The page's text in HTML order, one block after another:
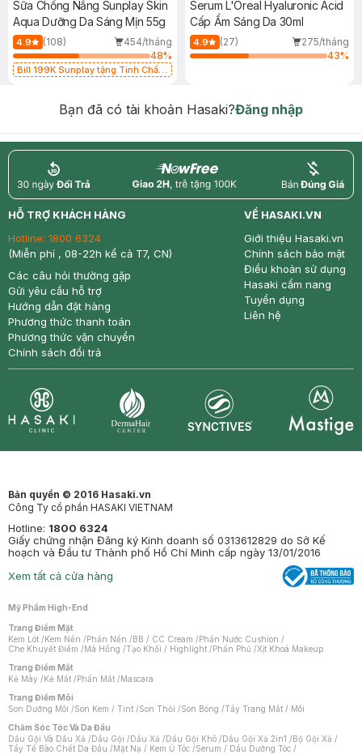
Sữa Chống Nắng Sunplay Skin
Aqua Dưỡng Da Sáng Mịn 55g
4.9 (108)
454/tháng
48%
Bill 199K Sunplay tặng Tinh Chất
Serum L'Oreal Hyaluronic Acid
Cấp Ẩm Sáng Da 30ml
4.9 (27)
275/tháng
43%
Bạn đã có tài khoản Hasaki?Đăng nhập
return nowfree price
HỖ TRỢ KHÁCH HÀNG
Hotline: 1800 6324
(Miễn phí , 08-22h kể cả T7, CN)
Các câu hỏi thường gặp
Gửi yêu cầu hỗ trợ
Hướng dẫn đặt hàng
Phương thức thanh toán
Phương thức vận chuyển
Chính sách đổi trả
VỀ HASAKI.VN
Giới thiệu Hasaki.vn
Chính sách bảo mật
Điều khoản sử dụng
Hasaki cẩm nang
Tuyển dụng
Liên hệ
Bản quyền © 2016 Hasaki.vn
Công Ty cổ phần HASAKI VIETNAM
Hotline: 1800 6324
Giấy chứng nhận Đăng ký Kinh doanh số 0313612829 do Sở Kế
hoạch và Đầu tư Thành phố Hồ Chí Minh cấp ngày 13/01/2016
Xem tất cả cửa hàng
Mỹ Phẩm High-End
Trang Điểm Mặt
Kem Lót /Kem Nền /Phấn Nền /BB / CC Cream /Phấn Nước Cushion /
Che Khuyết Điểm /Má Hồng /Tạo Khối / Highlight /Phấn Phủ /Xịt Khoá Makeup
Trang Điểm Mắt
Kẻ Mày /Kẻ Mắt /Phấn Mắt /Mascara
Trang Điểm Môi
Son Dưỡng Môi /Son Kem / Tint /Son Thỏi /Son Bóng /Tẩy Trang Mắt / Môi
Chăm Sóc Tóc Và Da Đầu
Dầu Gội Và Dầu Xả /Dầu Gội /Dầu Xả /Dầu Gội Khô /Dầu Gội Xả 2in1 /Bộ Gội Xả /
Tẩy Tế Bào Chết Da Đầu /Mặt Nạ / Kem Ủ Tóc /Serum / Dầu Dưỡng Tóc /